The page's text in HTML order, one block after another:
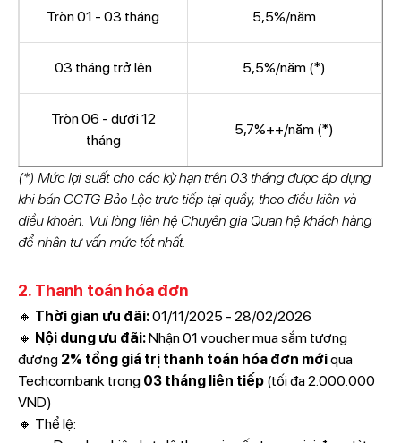
Tròn 01 - 03 tháng​ 5,5%/năm
03 tháng trở lên 5,5%/năm (*)
Tròn 06 - dưới 12
tháng
5,7%++/năm (*)
(*) Mức lợi suất cho các kỳ hạn trên 03 tháng được áp dụng
khi bán CCTG Bảo Lộc trực tiếp tại quầy, theo điều kiện và
điều khoản. Vui lòng liên hệ Chuyên gia Quan hệ khách hàng
để nhận tư vấn mức tốt nhất.
2. Thanh toán hóa đơn
🔸 Thời gian ưu đãi:01/11/2025 - 28/02/2026
🔸 Nội dung ưu đãi:Nhận 01 voucher mua sắm tương
đương 2% tổng giá trị thanh toán hóa đơn mớiqua
Techcombank trong 03 tháng liên tiếp(tối đa 2.000.000
VND)
🔸 Thể lệ: